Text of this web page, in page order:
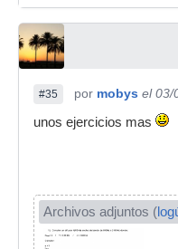
#35 por mobys el 03/
unos ejercicios mas
Archivos adjuntos (